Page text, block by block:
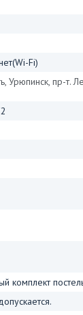
Fi)
Урюпинск, пр-т.
комплект